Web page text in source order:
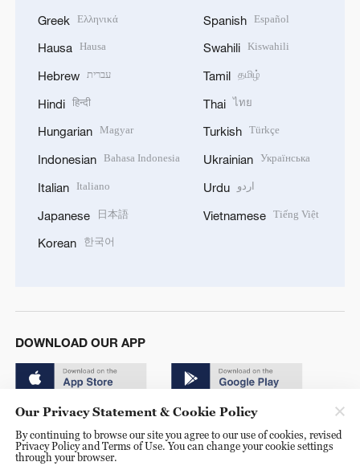
Greek Ελληνικά
Hausa Hausa
Hebrew עברית
Hindi हिन्दी
Hungarian Magyar
Indonesian Bahasa Indonesia
Italian Italiano
Japanese 日本語
Korean 한국어
Spanish Español
Swahili Kiswahili
Tamil தமிழ்
Thai ไทย
Turkish Türkçe
Ukrainian Українська
Urdu اردو
Vietnamese Tiếng Việt
DOWNLOAD OUR APP
© China Radio International.CRI. All Rights Reserved. 16A
Our Privacy Statement & Cookie Policy
By continuing to browse our site you agree to our use of cookies, revised
Privacy Policy and Terms of Use. You can change your cookie settings
through your browser.